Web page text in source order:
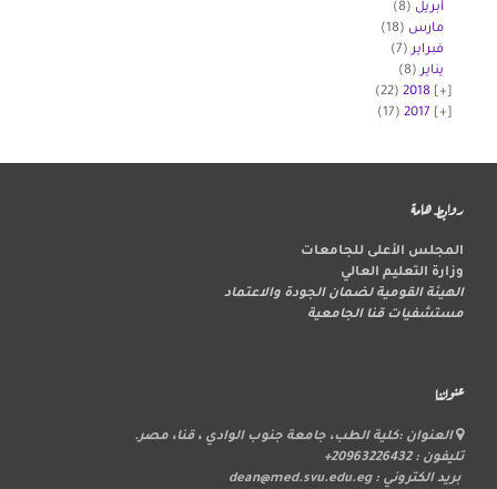
أبريل (8)
مارس (18)
فبراير(7)
يناير(8)
2018
(22)
2017
(17)
روابط هامة
المجلس الأعلى للجامعات
وزارة التعليم العالي
الهيئة القومية لضمان الجودة والاعتماد
مستشفيات قنا الجامعية
عنواننا
العنوان :كلية الطب، جامعة جنوب الوادي ، قنا، مصر.
تليفون : 20963226432+
بريد الكتروني : dean@med.svu.edu.eg